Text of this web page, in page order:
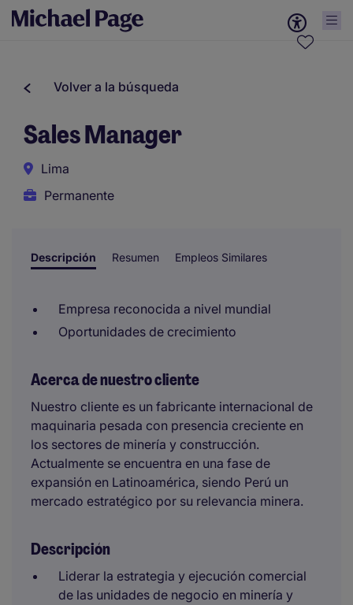
Volver a la búsqueda
Sales Manager
Lima
Permanente
Descripción Resumen Empleos Similares
Empresa reconocida a nivel mundial
Oportunidades de crecimiento
Acerca de nuestro cliente
Nuestro cliente es un fabricante internacional de
maquinaria pesada con presencia creciente en
los sectores de minería y construcción.
Actualmente se encuentra en una fase de
expansión en Latinoamérica, siendo Perú un
mercado estratégico por su relevancia minera.
Descripción
Liderar la estrategia y ejecución comercial
de las unidades de negocio en minería y